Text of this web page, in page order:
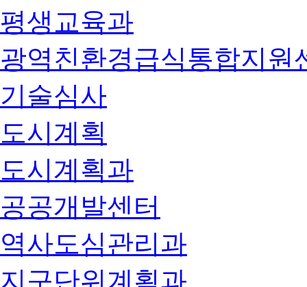
평생교육과
광역친환경급식통합지원
기술심사
도시계획
도시계획과
공공개발센터
역사도심관리과
지구단위계획과